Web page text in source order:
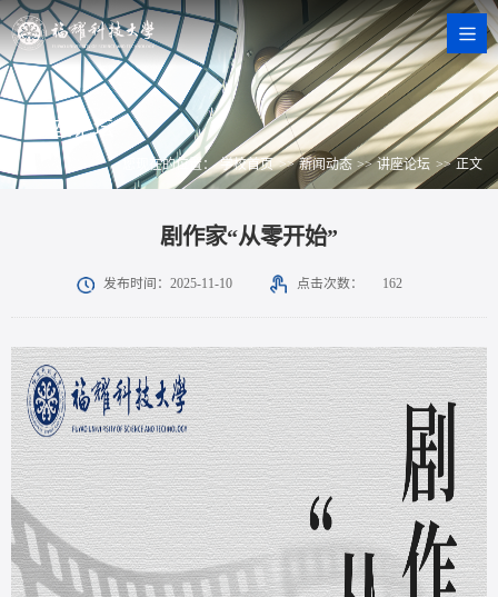
讲座论坛
您现在的位置： 学校首页 >> 新闻动态 >> 讲座论坛 >> 正文
剧作家“从零开始”
发布时间：2025-11-10 点击次数： 162